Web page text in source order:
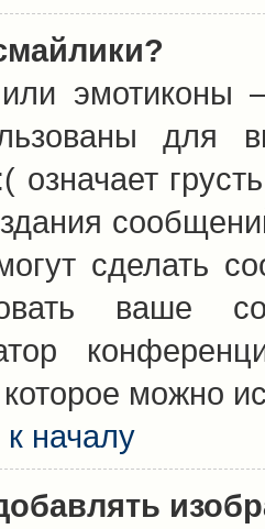
эмотиконы
для
означает
сделать
ваше
можно
началу